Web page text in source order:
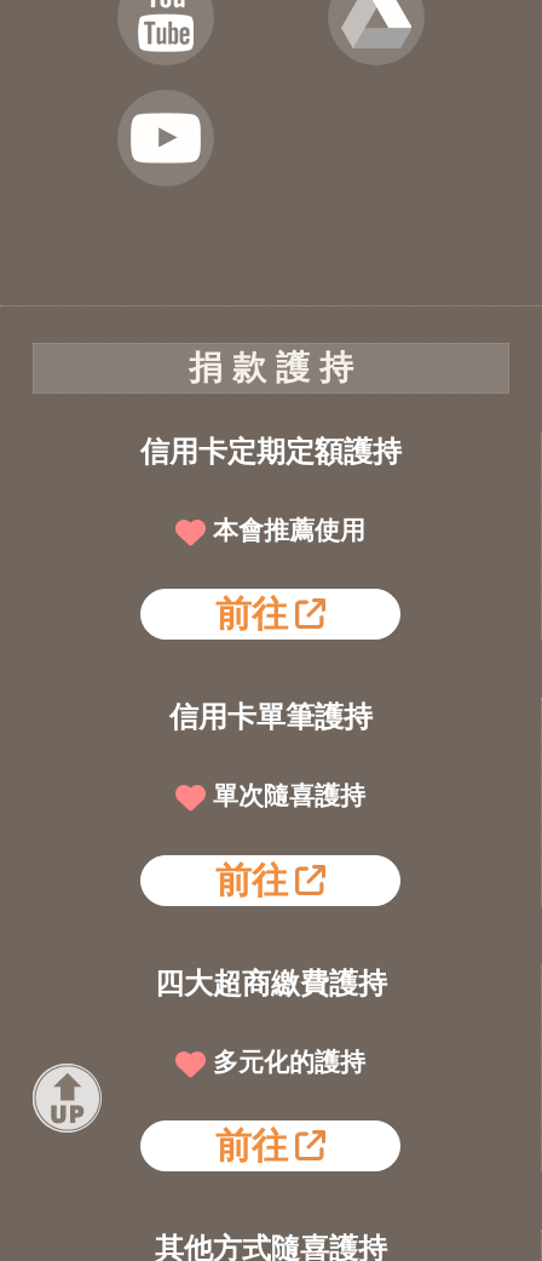
捐 款 護 持
信用卡定期定額護持
本會推薦使用
前往
信用卡單筆護持
單次隨喜護持
前往
四大超商繳費護持
多元化的護持
前往
其他方式隨喜護持